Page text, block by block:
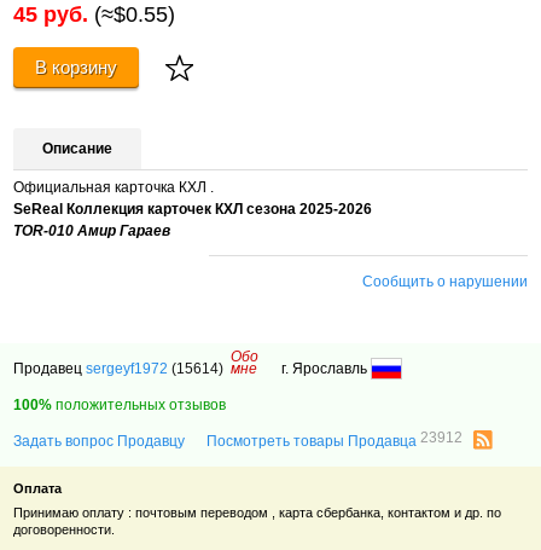
45 руб. (≈$0.55)
В корзину
Описание
Официальная карточка КХЛ .
SeReal Коллекция карточек КХЛ сезона 2025-2026
TOR-010 Амир Гараев
Сообщить о нарушении
Продавецsergeyf1972 (15614)
Обо
мне г. Ярославль
100% положительных отзывов
Задать вопрос Продавцу Посмотреть товары Продавца23912
Оплата
Принимаю оплату : почтовым переводом , карта сбербанка, контактом и др. по
договоренности.